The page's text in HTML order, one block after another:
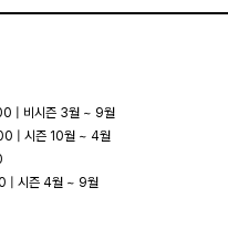
| 비시즌 3월 ~ 9월
| 시즌 10월 ~ 4월
| 시즌 4월 ~ 9월